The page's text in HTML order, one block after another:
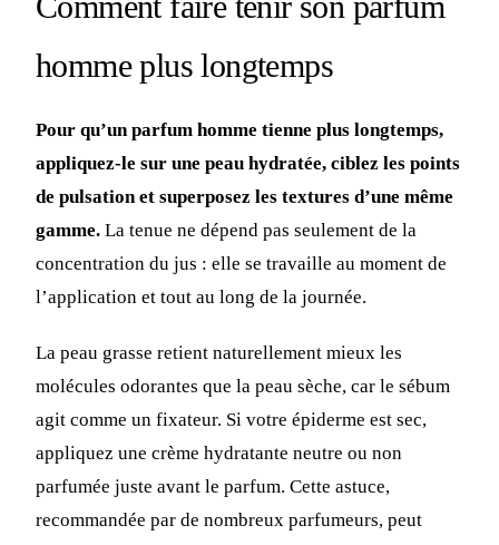
homme plus longtemps
Pour qu’un parfum homme tienne plus longtemps,
appliquez-le sur une peau hydratée, ciblez les points
de pulsation et superposez les textures d’une même
gamme. La tenue ne dépend pas seulement de la
concentration du jus : elle se travaille au moment de
l’application et tout au long de la journée.
La peau grasse retient naturellement mieux les
molécules odorantes que la peau sèche, car le sébum
agit comme un fixateur. Si votre épiderme est sec,
appliquez une crème hydratante neutre ou non
parfumée juste avant le parfum. Cette astuce,
recommandée par de nombreux parfumeurs, peut